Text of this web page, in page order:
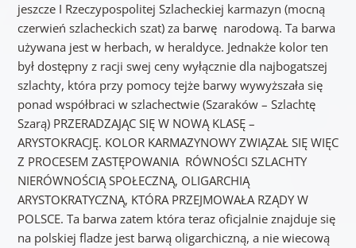
jeszcze I Rzeczypospolitej Szlacheckiej karmazyn (mocną
czerwień szlacheckich szat) za barwę narodową. Ta barwa
używana jest w herbach, w heraldyce. Jednakże kolor ten
był dostępny z racji swej ceny wyłącznie dla najbogatszej
szlachty, która przy pomocy tejże barwy wywyższała się
ponad współbraci w szlachectwie (Szaraków – Szlachtę
Szarą) PRZERADZAJĄC SIĘ W NOWĄ KLASĘ –
ARYSTOKRACJĘ. KOLOR KARMAZYNOWY ZWIĄZAŁ SIĘ WIĘC
Z PROCESEM ZASTĘPOWANIA RÓWNOŚCI SZLACHTY
NIERÓWNOŚCIĄ SPOŁECZNĄ, OLIGARCHIĄ
ARYSTOKRATYCZNĄ, KTÓRA PRZEJMOWAŁA RZĄDY W
POLSCE. Ta barwa zatem która teraz oficjalnie znajduje się
na polskiej fladze jest barwą oligarchiczną, a nie wiecową